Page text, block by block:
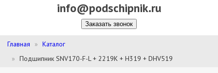
info@podschipnik.ru
Заказать звонок
Главная
Каталог
Подшипник SNV170-F-L + 2219K + H319 + DHV519